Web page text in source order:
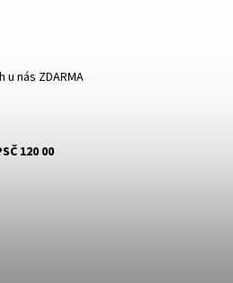
nás ZDARMA
120 00